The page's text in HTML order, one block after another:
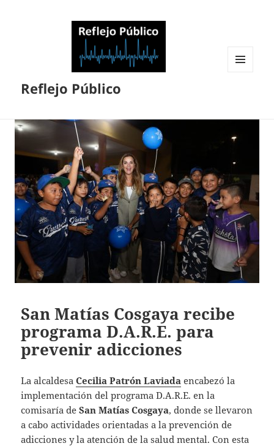
Reflejo Público
San Matías Cosgaya recibe
programa D.A.R.E. para
prevenir adicciones
La alcaldesaCecilia Patrón Laviada encabezó la
implementación del programa D.A.R.E. en la
comisaría deSan Matías Cosgaya, donde se llevaron
a cabo actividades orientadas a la prevención de
adicciones y la atención de la salud mental. Con esta